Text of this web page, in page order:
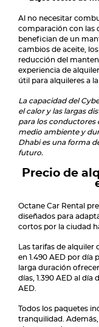
Al no necesitar
comparación con las
benefician de un
cambios de aceite,
reducción del
experiencia de
útil para alquileres a
La capacidad del
el calor y las largas
para los conductores
medio ambiente y
Dhabi es una forma
futuro.
Precio de
Octane Car Rental
diseñados para
cortos por la ciudad
Las tarifas de
en 1.490 AED por día
larga duración
días, 1.390 AED al día
AED.
Todos los paquetes
tranquilidad.